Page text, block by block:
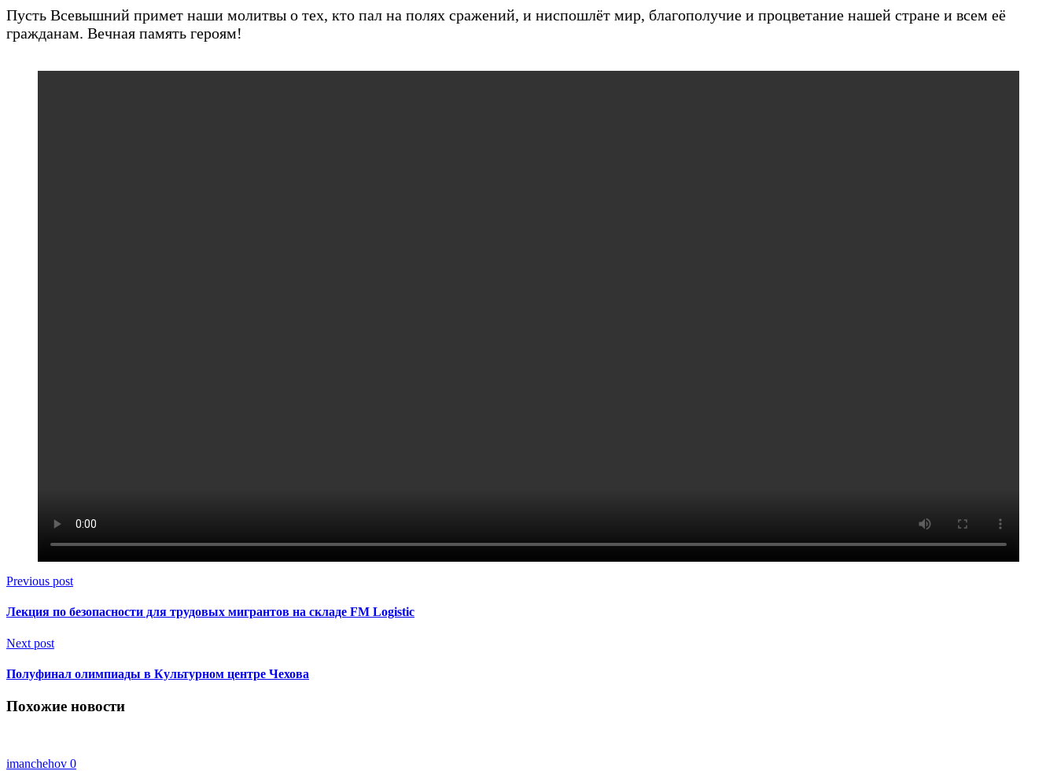
Пусть Всевышний примет наши молитвы о тех, кто пал на полях сражений, и ниспошлёт мир, благополучие и процветание нашей стране и всем её
гражданам. Вечная память героям!
Previous post
Лекция по безопасности для трудовых мигрантов на складе FM Logistic
Next post
Полуфинал олимпиады в Культурном центре Чехова
Похожие новости
imanchehov 0